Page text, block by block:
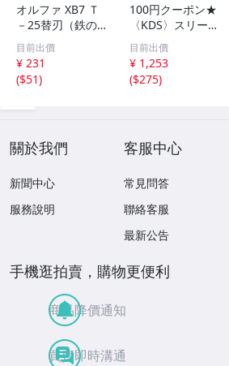
オルファ XB7 Ｔ
－25替刃（鉄の
爪25ミリ替刃） 1
0枚入 OLFA
目前出價
¥ 231
($51)
100円クーポン★
〈KDS〉スリーウ
ェイ 赤 T-11 R
E JAN：495418
3129835
目前出價
¥ 1,253
($275)
關於我們
新聞中心
服務說明
客服中心
常見問答
聯絡客服
最新公告
手機逛拍賣，購物更便利
商品降價通知
買賣即時溝通